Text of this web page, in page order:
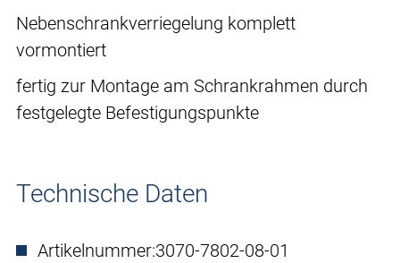
Nebenschrankverriegelung komplett
vormontiert
fertig zur Montage am Schrankrahmen durch
festgelegte Befestigungspunkte
Technische Daten
Artikelnummer:3070-7802-08-01